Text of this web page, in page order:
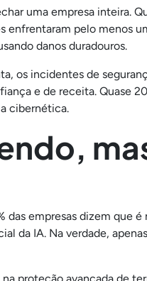
uma empresa inteira.
enfrentaram pelo menos
danos duradouros.
os incidentes de
e de receita. Quase
cibernética.
empresas dizem que é
da IA. Na verdade,